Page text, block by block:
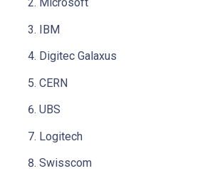
IBM
Digitec Galaxus
CERN
UBS
Logitech
Swisscom